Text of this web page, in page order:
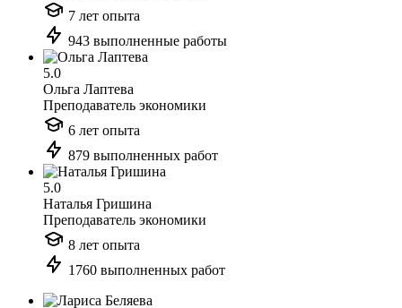
7 лет опыта
943 выполненные работы
5.0
Ольга Лаптева
Преподаватель экономики
6 лет опыта
879 выполненных работ
5.0
Наталья Гришина
Преподаватель экономики
8 лет опыта
1760 выполненных работ